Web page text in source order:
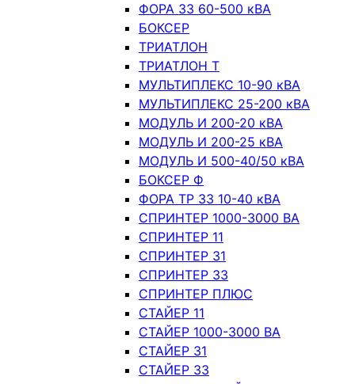
ФОРА 33 60-500 кВА
БОКСЕР
ТРИАТЛОН
ТРИАТЛОН Т
МУЛЬТИПЛЕКС 10-90 кВА
МУЛЬТИПЛЕКС 25-200 кВА
МОДУЛЬ И 200-20 кВА
МОДУЛЬ И 200-25 кВА
МОДУЛЬ И 500-40/50 кВА
БОКСЕР Ф
ФОРА ТР 33 10-40 кВА
СПРИНТЕР 1000-3000 ВА
СПРИНТЕР 11
СПРИНТЕР 31
СПРИНТЕР 33
СПРИНТЕР ПЛЮС
СТАЙЕР 11
СТАЙЕР 1000-3000 ВА
СТАЙЕР 31
СТАЙЕР 33